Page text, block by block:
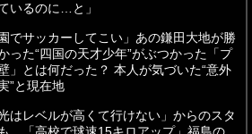
いるのに…と」
園でサッカーしてこい」あの鎌田大地が勝
った“四国の天才少年”がぶつかった「プ
」とは何だった？ 本人が気づいた“意外
”と現在地
光はレベルが高くて行けない」からのスタ